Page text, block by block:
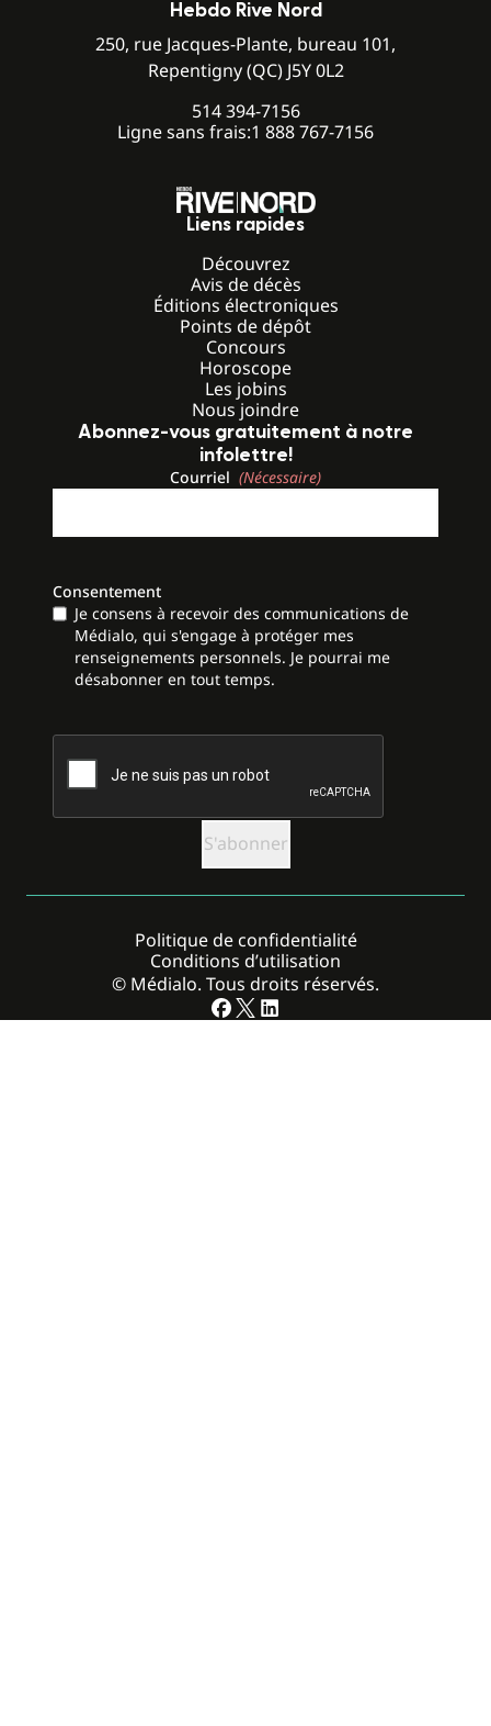
Hebdo Rive Nord
250, rue Jacques-Plante, bureau 101,
Repentigny (QC) J5Y 0L2
514 394-7156
Ligne sans frais:1 888 767-7156
Liens rapides
Découvrez
Avis de décès
Éditions électroniques
Points de dépôt
Concours
Horoscope
Les jobins
Nous joindre
Abonnez-vous gratuitement à notre
infolettre!
Courriel (Nécessaire)
Consentement
Je consens à recevoir des communications de
Médialo, qui s'engage à protéger mes
renseignements personnels. Je pourrai me
désabonner en tout temps.
CAPTCHA
© Médialo. Tous droits réservés.
Politique de confidentialité
Conditions d’utilisation